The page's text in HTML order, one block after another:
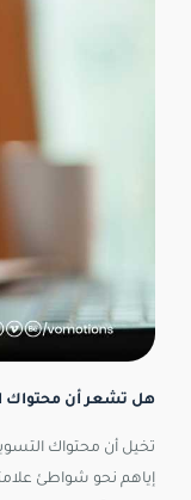
هل تشعر أن محتواك
تخيل أن محتواك
إياهم نحو شواطئ